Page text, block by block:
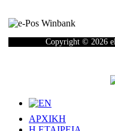
Copyright © 2026
ΑΡΧΙΚΗ